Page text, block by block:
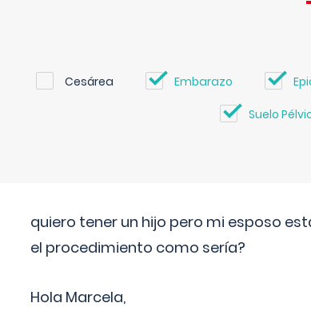
Cesárea Embarazo
Suelo
quiero tener un hijo pero mi esposo
el procedimiento como sería?
Hola Marcela,